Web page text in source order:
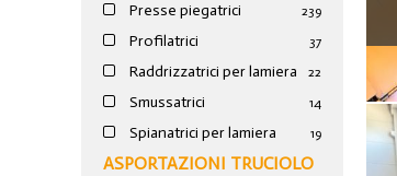
Presse piegatrici 239
Profilatrici 37
Raddrizzatrici per lamiera 22
Smussatrici 14
Spianatrici per lamiera 19
ASPORTAZIONI TRUCIOLO